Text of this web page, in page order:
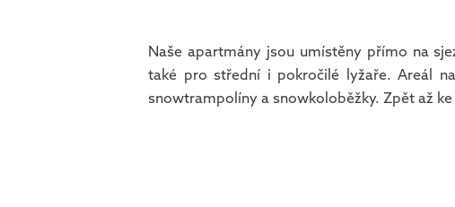
Naše apartmány jsou umístěny přímo na
také pro střední i pokročilé lyžaře. Areál
snowtrampolíny a snowkoloběžky. Zpět až